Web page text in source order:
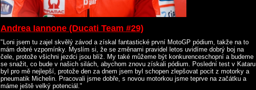
Andrea Iannone (Ducati Team #29)
"Loni jsem tu zajel skvělý závod a získal fantastické první MotoGP pódium, takže na to
mám dobré vzpomínky. Myslím si, že se změnami pravidel letos uvidíme dobrý boj na
čele, protože všichni jezdci jsou blíž. My také můžeme být konkurenceschopní a budeme
se snažit, co bude v našich silách, abychom znovu získali pódium. Poslední test v Kataru
byl pro mě nejlepší, protože den za dnem jsem byl schopen zlepšovat pocit z motorky a
pneumatik Michelin. Pracovali jsme dobře, s novou motorkou jsme teprve na začátku a
máme ještě velký potenciál."